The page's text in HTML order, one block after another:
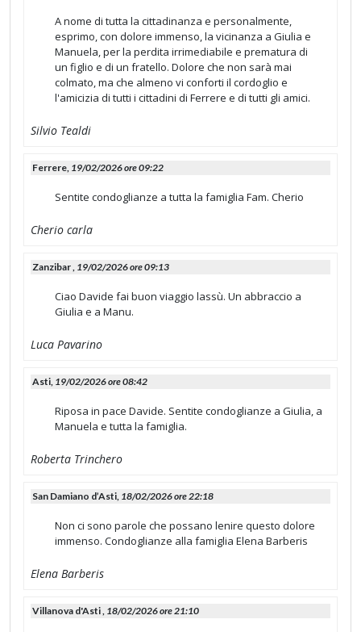
A nome di tutta la cittadinanza e personalmente,
esprimo, con dolore immenso, la vicinanza a Giulia e
Manuela, per la perdita irrimediabile e prematura di
un figlio e di un fratello. Dolore che non sarà mai
colmato, ma che almeno vi conforti il cordoglio e
l'amicizia di tutti i cittadini di Ferrere e di tutti gli amici.
Silvio Tealdi
Ferrere, 19/02/2026 ore 09:22
Sentite condoglianze a tutta la famiglia Fam. Cherio
Cherio carla
Zanzibar , 19/02/2026 ore 09:13
Ciao Davide fai buon viaggio lassù. Un abbraccio a
Giulia e a Manu.
Luca Pavarino
Asti, 19/02/2026 ore 08:42
Riposa in pace Davide. Sentite condoglianze a Giulia, a
Manuela e tutta la famiglia.
Roberta Trinchero
San Damiano d’Asti, 18/02/2026 ore 22:18
Non ci sono parole che possano lenire questo dolore
immenso. Condoglianze alla famiglia Elena Barberis
Elena Barberis
Villanova d'Asti , 18/02/2026 ore 21:10